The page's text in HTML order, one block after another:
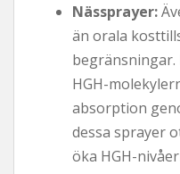
Nässprayer:
än orala
HGH-
absorption
dessa sprayer
öka HGH-